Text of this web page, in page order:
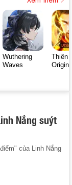
Wuthering
Waves
Thiên
Origin
Nắng suýt
của Linh Nắng